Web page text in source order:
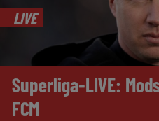
LIVE
Superliga-LIVE:
FCM